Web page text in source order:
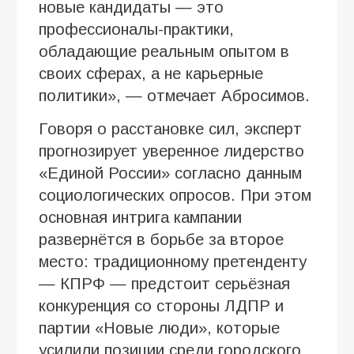
новые кандидаты — это
профессионалы-практики,
обладающие реальным опытом в
своих сферах, а не карьерные
политики», — отмечает Абросимов.
Говоря о расстановке сил, эксперт
прогнозирует уверенное лидерство
«Единой России» согласно данным
социологических опросов. При этом
основная интрига кампании
развернётся в борьбе за второе
место: традиционному претенденту
— КПРФ — предстоит серьёзная
конкуренция со стороны ЛДПР и
партии «Новые люди», которые
усилили позиции среди городского